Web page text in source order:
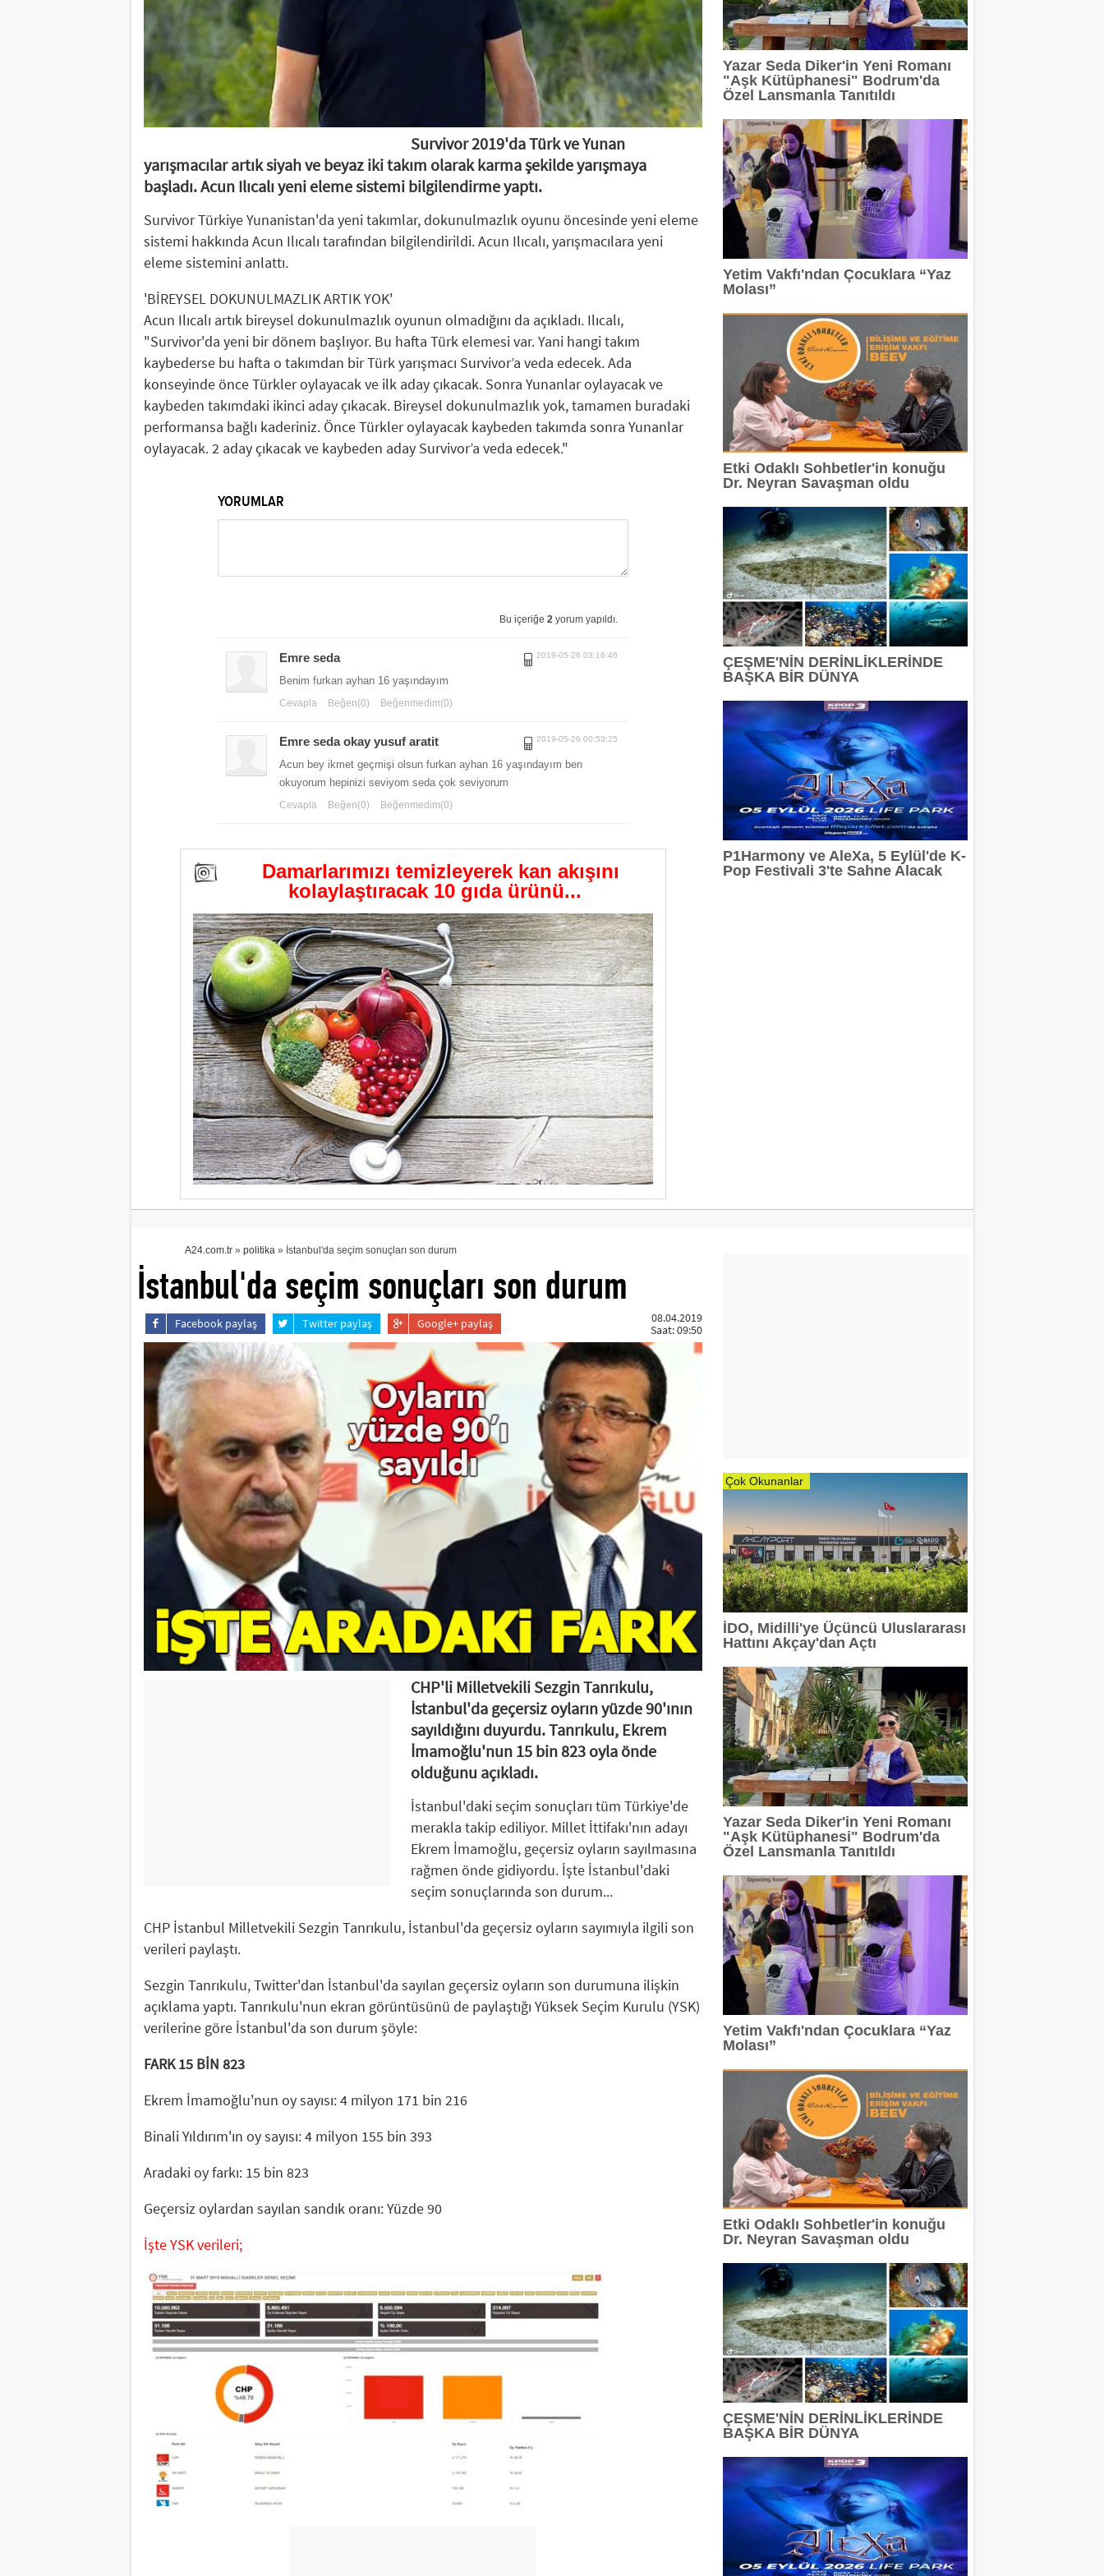
: TGC 2026 Sedat Simavi Ödülleri'ne başvurular devam ediyor
: Tasarım, teknoloji ve profesyonel etkileşim Geberit Info Showroom'da buluştu
: TİBET MAKİNA'YA AS9100 ONAYI
: Ünlü tasarımcı Ross Lovegrove, FDI İstanbul'da tasarımın geleceğini anlatacak
12:07: Saç bakımında kişiselleşme dönemi
: PASHA Bank aktiflerini yüzde 16,1 büyüterek 17,2 milyar TL'ye taşıdı
11:33 : VARTA, Merrell İstanbul Ultra'nın Ana Sponsorları Arasında
Survivor 2019'da Türk ve Yunan
yarışmacılar artık siyah ve beyaz iki takım olarak karma şekilde yarışmaya
başladı. Acun Ilıcalı yeni eleme sistemi bilgilendirme yaptı.
Survivor Türkiye Yunanistan'da yeni takımlar, dokunulmazlık oyunu öncesinde yeni eleme
sistemi hakkında Acun Ilıcalı tarafından bilgilendirildi. Acun Ilıcalı, yarışmacılara yeni
eleme sistemini anlattı.
'BİREYSEL DOKUNULMAZLIK ARTIK YOK'
Acun Ilıcalı artık bireysel dokunulmazlık oyunun olmadığını da açıkladı. Ilıcalı,
"Survivor'da yeni bir dönem başlıyor. Bu hafta Türk elemesi var. Yani hangi takım
kaybederse bu hafta o takımdan bir Türk yarışmacı Survivor’a veda edecek. Ada
konseyinde önce Türkler oylayacak ve ilk aday çıkacak. Sonra Yunanlar oylayacak ve
kaybeden takımdaki ikinci aday çıkacak. Bireysel dokunulmazlık yok, tamamen buradaki
performansa bağlı kaderiniz. Önce Türkler oylayacak kaybeden takımda sonra Yunanlar
oylayacak. 2 aday çıkacak ve kaybeden aday Survivor’a veda edecek."
YORUMLAR
GÖNDER
Bu içeriğe 2yorum yapıldı.
Emre seda 2019-05-26 03:16:46
Benim furkan ayhan 16 yaşındayım
Cevapla Beğen(0) Beğenmedim(0)
Emre seda okay yusuf aratit 2019-05-26 00:53:25
Acun bey ikmet geçmişi olsun furkan ayhan 16 yaşındayım ben
okuyorum hepinizi seviyom seda çok seviyorum
Cevapla Beğen(0) Beğenmedim(0)
Damarlarımızı temizleyerek kan akışını
kolaylaştıracak 10 gıda ürünü...
Yazar Seda Diker'in Yeni Romanı
"Aşk Kütüphanesi" Bodrum'da
Özel Lansmanla Tanıtıldı
Yetim Vakfı'ndan Çocuklara “Yaz
Molası”
Etki Odaklı Sohbetler'in konuğu
Dr. Neyran Savaşman oldu
ÇEŞME'NİN DERİNLİKLERİNDE
BAŞKA BİR DÜNYA
P1Harmony ve AleXa, 5 Eylül'de K-
Pop Festivali 3'te Sahne Alacak
İstanbul'da seçim sonuçları son durum
A24.com.tr» politika» İstanbul'da seçim sonuçları son durum
Facebook paylaş Twitter paylaş Google+ paylaş
08.04.2019
Saat: 09:50
CHP'li Milletvekili Sezgin Tanrıkulu,
İstanbul'da geçersiz oyların yüzde 90'ının
sayıldığını duyurdu. Tanrıkulu, Ekrem
İmamoğlu'nun 15 bin 823 oyla önde
olduğunu açıkladı.
İstanbul'daki seçim sonuçları tüm Türkiye'de
merakla takip ediliyor. Millet İttifakı'nın adayı
Ekrem İmamoğlu, geçersiz oyların sayılmasına
rağmen önde gidiyordu. İşte İstanbul'daki
seçim sonuçlarında son durum...
CHP İstanbul Milletvekili Sezgin Tanrıkulu, İstanbul'da geçersiz oyların sayımıyla ilgili son
verileri paylaştı.
Sezgin Tanrıkulu, Twitter'dan İstanbul'da sayılan geçersiz oyların son durumuna ilişkin
açıklama yaptı. Tanrıkulu'nun ekran görüntüsünü de paylaştığı Yüksek Seçim Kurulu (YSK)
verilerine göre İstanbul'da son durum şöyle:
FARK 15 BİN 823
Ekrem İmamoğlu'nun oy sayısı: 4 milyon 171 bin 216
Binali Yıldırım'ın oy sayısı: 4 milyon 155 bin 393
Aradaki oy farkı: 15 bin 823
Geçersiz oylardan sayılan sandık oranı: Yüzde 90
İşte YSK verileri;
Çok Okunanlar
İDO, Midilli'ye Üçüncü Uluslararası
Hattını Akçay'dan Açtı
Yazar Seda Diker'in Yeni Romanı
"Aşk Kütüphanesi" Bodrum'da
Özel Lansmanla Tanıtıldı
Yetim Vakfı'ndan Çocuklara “Yaz
Molası”
Etki Odaklı Sohbetler'in konuğu
Dr. Neyran Savaşman oldu
ÇEŞME'NİN DERİNLİKLERİNDE
BAŞKA BİR DÜNYA